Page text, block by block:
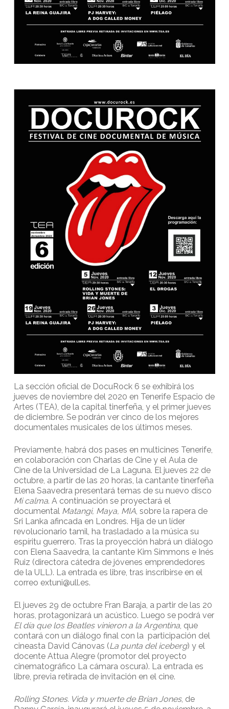
La sección oficial de DocuRock 6 se exhibirá los
jueves de noviembre del 2020 en Tenerife Espacio de
Artes (TEA), de la capital tinerfeña, y el primer jueves
de diciembre. Se podrán ver cinco de los mejores
documentales musicales de los últimos meses.
Previamente, habrá dos pases en multicines Tenerife,
en colaboración con Charlas de Cine y el Aula de
Cine de la Universidad de La Laguna. El jueves 22 de
octubre, a partir de las 20 horas, la cantante tinerfeña
Elena Saavedra presentará temas de su nuevo disco
Mi calma. A continuación se proyectará el
documental Matangi, Maya, MIA, sobre la rapera de
Sri Lanka afincada en Londres. Hija de un líder
revolucionario tamil, ha trasladado a la música su
espíritu guerrero. Tras la proyección habrá un diálogo
con Elena Saavedra, la cantante Kim Simmons e Inés
Ruiz (directora cátedra de jóvenes emprendedores
de la ULL). La entrada es libre, tras inscribirse en el
correo extuni@ull.es.
El jueves 29 de octubre Fran Baraja, a partir de las 20
horas, protagonizará un acústico. Luego se podrá ver
El día que los Beatles vinieron a la Argentina, que
contará con un diálogo final con la participación del
cineasta David Cánovas (La punta del iceberg) y el
docente Attua Alegre (promotor del proyecto
cinematográfico La cámara oscura). La entrada es
libre, previa retirada de invitación en el cine.
Rolling Stones. Vida y muerte de Brian Jones, de